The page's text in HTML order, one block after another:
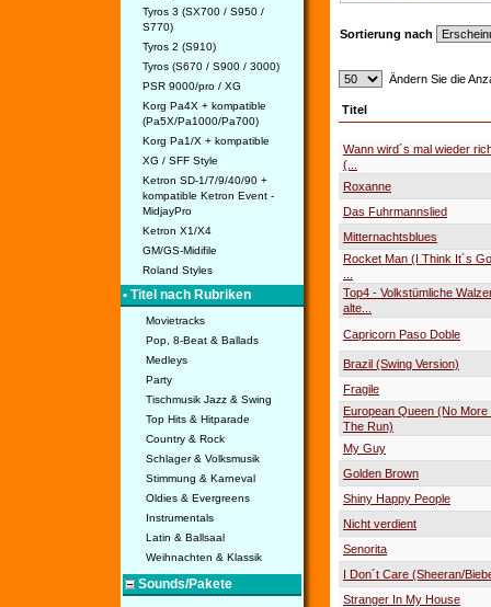
Tyros 3 (SX700 / S950 /
S770)
Tyros 2 (S910)
Tyros (S670 / S900 / 3000)
PSR 9000/pro / XG
Korg Pa4X + kompatible
(Pa5X/Pa1000/Pa700)
Korg Pa1/X + kompatible
XG / SFF Style
Ketron SD-1/7/9/40/90 +
kompatible Ketron Event -
MidjayPro
Ketron X1/X4
GM/GS-Midifile
Roland Styles
• Titel nach Rubriken
Movietracks
Pop, 8-Beat & Ballads
Medleys
Party
Tischmusik Jazz & Swing
Top Hits & Hitparade
Country & Rock
Schlager & Volksmusik
Stimmung & Karneval
Oldies & Evergreens
Instrumentals
Latin & Ballsaal
Weihnachten & Klassik
Sounds/Pakete
Sortierung nach
Ändern Sie die
Titel
Wann wird´s mal wieder
(...
Roxanne
Das Fuhrmannslied
Mitternachtsblues
Rocket Man (I Think It´s
Top4 - Volkstümliche
alte...
Capricorn Paso Doble
Brazil (Swing Version)
Fragile
European Queen (No
The Run)
My Guy
Golden Brown
Shiny Happy People
Nicht verdient
Senorita
I Don´t Care (Sheeran/
Stranger In My House